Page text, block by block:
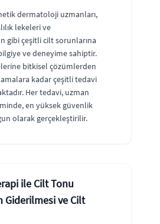
dermatoloji uzmanları,
lekeleri ve
gibi çeşitli cilt sorunlarına
ve deneyime sahiptir.
bitkisel çözümlerden
kadar çeşitli tedavi
Her tedavi, uzman
en yüksek güvenlik
olarak gerçekleştirilir.
ile Cilt Tonu
Giderilmesi ve Cilt